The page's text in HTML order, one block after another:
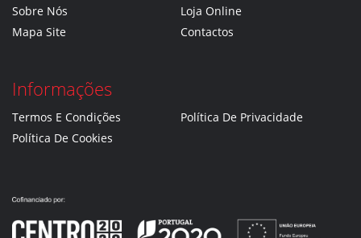
Sobre Nós
Loja Online
Mapa Site
Contactos
Informações
Termos E Condições
Política De Privacidade
Política De Cookies